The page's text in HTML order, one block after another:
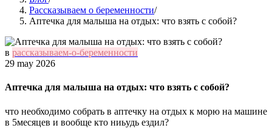
Рассказываем о беременности/
Аптечка для малыша на отдых: что взять с собой?
в рассказываем-о-беременности
29 may 2026
Аптечка для малыша на отдых: что взять с собой?
что необходимо собрать в аптечку на отдых к морю на машине
в 5месяцев и вообще кто ниьудь ездил?